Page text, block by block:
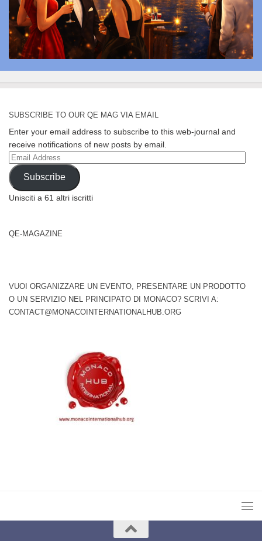
SUBSCRIBE TO OUR QE MAG VIA EMAIL
Enter your email address to subscribe to this web-journal and
receive notifications of new posts by email.
Email
Address
Subscribe
Unisciti a 61 altri iscritti
QE-MAGAZINE
VUOI ORGANIZZARE UN EVENTO, PRESENTARE UN PRODOTTO
O UN SERVIZIO NEL PRINCIPATO DI MONACO? SCRIVI A:
CONTACT@MONACOINTERNATIONALHUB.ORG